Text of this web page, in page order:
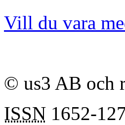
Vill du vara
© us3 AB och
ISSN 1652-